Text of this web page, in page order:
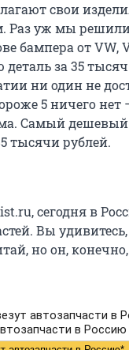
свои
Раз уж мы решили
бампера от VW,
за 35
ни один не
5 ничего нет
Самый дешевый
тысячи рублей.
сегодня в
Вы
но он,